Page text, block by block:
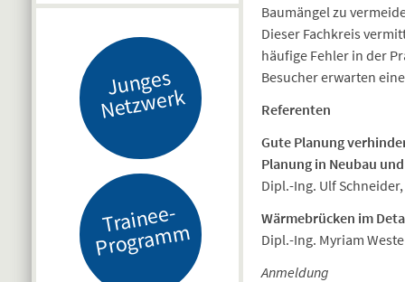
J
u
n
g
es
N
etz
w
er
k
Tr
ai
n
e
e-
Pr
o
gr
a
m
m
Baumängel zu
Dieser Fachkreis
häufige Fehler in der
Besucher erwarten
Referenten
Gute Planung
Planung in Neubau
Dipl.-Ing. Ulf
Wärmebrücken im
Dipl.-Ing. Myriam
Anmeldung